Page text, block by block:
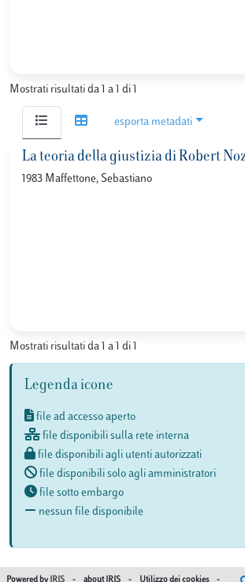
Mostrati risultati da 1 a 1 di 1
esporta metadati
La teoria della giustizia di Robert
1983 Maffettone, Sebastiano
Mostrati risultati da 1 a 1 di 1
Legenda icone
file ad accesso aperto
file disponibili sulla rete interna
file disponibili agli utenti autorizzati
file disponibili solo agli amministratori
file sotto embargo
nessun file disponibile
Powered by IRIS - about IRIS - Utilizzo dei cookies -